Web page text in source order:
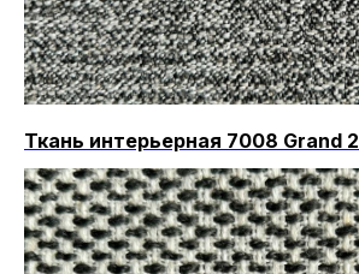
Ткань интерьерная 7008 Grand 2